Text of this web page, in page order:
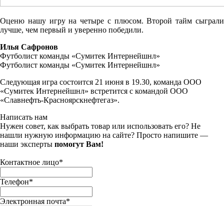
Оценю нашу игру на четыре с плюсом. Второй тайм сыграли
лучше, чем первый и уверенно победили.
Илья Сафронов
Футболист команды «Сумитек Интернейшнл»
Футболист команды «Сумитек Интернейшнл»
Следующая игра состоится 21 июня в 19.30, команда ООО
«Сумитек Интернейшнл» встретится с командой ООО
«Славнефть-Красноярскнефтегаз».
Написать нам
Нужен совет, как выбрать товар или использовать его? Не
нашли нужную информацию на сайте? Просто напишите —
наши эксперты помогут Вам!
Контактное лицо*
Телефон*
Электронная почта*